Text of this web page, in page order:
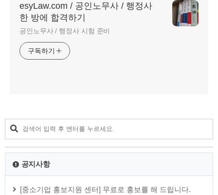
esyLaw.com / 공인노무사 / 행정사
한 방에 합격하기
공인노무사 / 행정사 시험 준비
구독하기
공지사항
[중소기업 홍보지원 센터] 무료로 홍보를 해 드립니다.